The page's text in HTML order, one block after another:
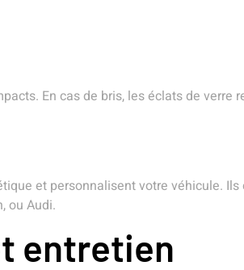
En cas de bris, les éclats de
et personnalisent votre véhicule.
ou Audi.
entretien